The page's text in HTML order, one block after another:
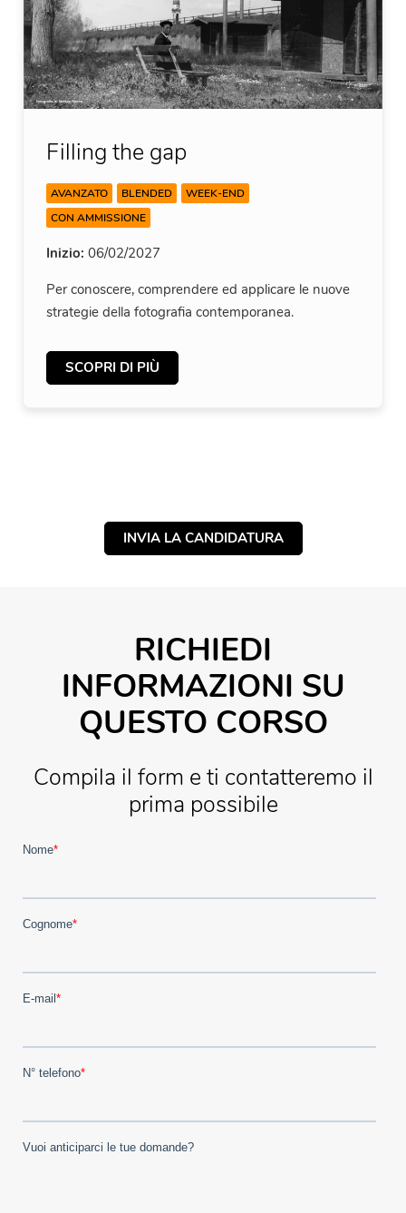
Filling the gap
AVANZATO BLENDED
WEEK-END
CON AMMISSIONE
Inizio: 06/02/2027
Per conoscere, comprendere ed applicare le nuove
strategie della fotografia contemporanea.
SCOPRI DI PIÙ
INVIA LA CANDIDATURA
RICHIEDI
INFORMAZIONI SU
QUESTO CORSO
Compila il form e ti contatteremo il
prima possibile